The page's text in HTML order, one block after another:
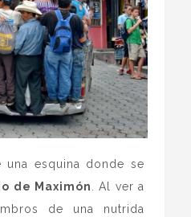
una esquina donde se
de Maximón
. Al ver a
de una nutrida